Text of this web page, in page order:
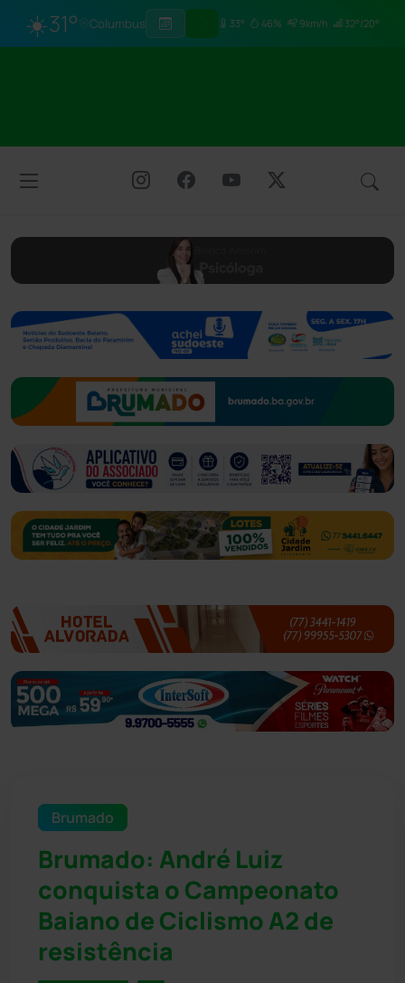
☀️31° Columbus 33° 46% 9km/h 32°/20°
Brumado
Brumado: André Luiz
conquista o Campeonato
Baiano de Ciclismo A2 de
resistência